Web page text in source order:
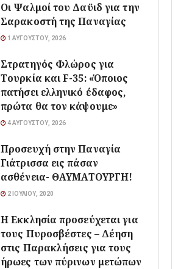
Οι Ψαλμοί του Δαϋιδ για την
Σαρακοστή της Παναγίας
1 ΑΥΓΟΎΣΤΟΥ, 2026
Στρατηγός Φλώρος για
Τουρκία και F-35: «Όποιος
πατήσει ελληνικό έδαφος,
πρώτα θα τον κάψουμε»
4 ΑΥΓΟΎΣΤΟΥ, 2026
Προσευχή στην Παναγία
Γιάτρισσα εις πάσαν
ασθένεια- ΘΑΥΜΑΤΟΥΡΓΗ!
2 ΙΟΥΛΊΟΥ, 2020
Η Εκκλησία προσεύχεται για
τους Πυροσβέστες – Δέηση
στις Παρακλήσεις για τους
ήρωες των πύρινων μετώπων